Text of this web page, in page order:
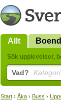
Allt
Sök upplevelser,
Vad?
Start › Åka › Buss ›